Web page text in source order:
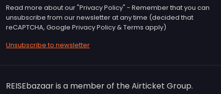
Read more about our "Privacy Policy" - Remember that you can
unsubscribe from our newsletter at any time (decided that
reCAPTCHA, Google Privacy Policy & Terms apply)
Unsubscribe to newsletter
REISEbazaar is a member of the Airticket Group.